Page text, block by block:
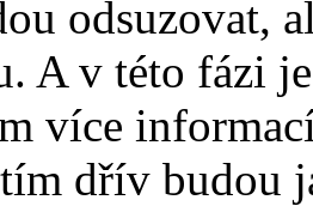
odsuzovat,
A v této fázi
více
dřív budou